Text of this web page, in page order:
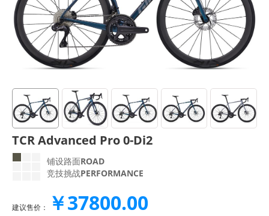
TCR Advanced Pro 0-Di2
铺设路面ROAD
竞技挑战PERFORMANCE
建议售价： ￥37800.00